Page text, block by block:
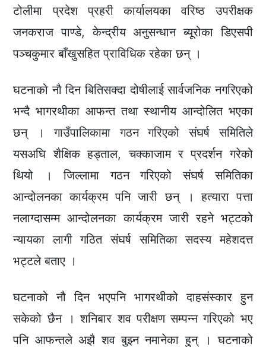
टोलीमा प्रदेश प्रहरी कार्यालयका वरिष्ठ उपरीक्षक
जनकराज पाण्डे, केन्द्रीय अनुसन्धान ब्यूरोका डिएसपी
पञ्चकुमार बाँखुसहित प्राविधिक रहेका छन् ।
घटनाको नौ दिन बितिसक्दा दोषीलाई सार्वजनिक नगरिएको
भन्दै भागरथीका आफन्त तथा स्थानीय आन्दोलित भएका
छन् । गाउँपालिकामा गठन गरिएको संघर्ष समितिले
यसअघि शैक्षिक हड्ताल, चक्काजाम र प्रदर्शन गरेको
थियो । जिल्लामा गठन गरिएको संघर्ष समितिका
आन्दोलनका कार्यक्रम पनि जारी छन् । हत्यारा पत्ता
नलाग्दासम्म आन्दोलनका कार्यक्रम जारी रहने भट्टको
न्यायका लागी गठित संघर्ष समितिका सदस्य महेशदत्त
भट्टले बताए ।
घटनाको नौ दिन भएपनि भागरथीको दाहसंस्कार हुन
सकेको छैन । शनिबार शव परीक्षण सम्पन्न गरिएको भए
पनि आफन्तले अझै शव बुझ्न नमानेका हुन् । घटनाको